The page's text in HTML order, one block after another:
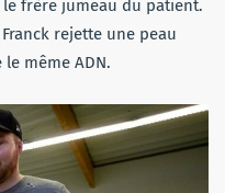
frère jumeau du patient.
rejette une peau
même ADN.